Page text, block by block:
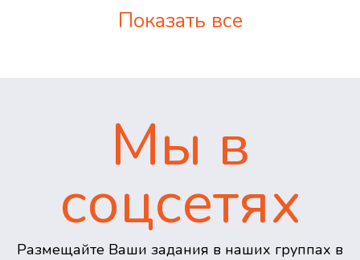
Показать все
Мы в
соцсетях
Размещайте Ваши задания в наших группах в